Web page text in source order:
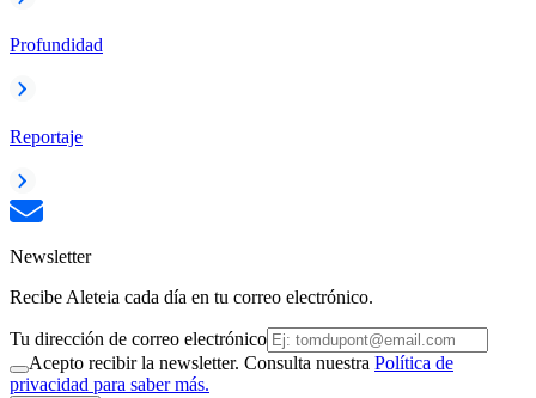
Profundidad
Reportaje
Newsletter
Recibe Aleteia cada día en tu correo electrónico.
Tu dirección de correo electrónico
Acepto recibir la newsletter. Consulta nuestra Política de
privacidad para saber más.